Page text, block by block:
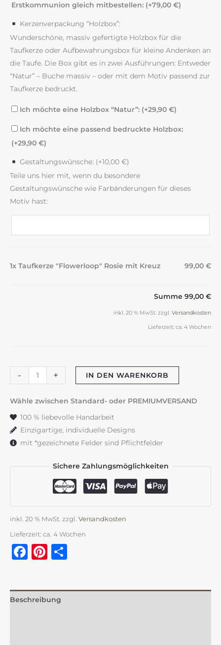
Erstkommunion gleich mitbestellen: (+79,00 €)
Kerzenverpackung “Holzbox”:
Wunderschöne, massiv gefertigte Holzbox für die
Taufkerze oder Aufbewahrungsbox für kleine Andenken an
die Taufe. Die Box gibt es in zwei Ausführungen: Entweder
“Natur” – Buche massiv – oder mit dem Motiv passend zur
Taufkerze bedruckt.
Ich möchte eine Holzbox “Natur”: (+29,90 €)
Ich möchte eine passend bedruckte Holzbox:
(+29,90 €)
Gestaltungswünsche: (+10,00 €)
Teile uns hier mit, wenn du besondere
Gestaltungswünsche wie Farbänderungen für dieses
Motiv hast:
1x Taufkerze "Flowerloop" Rosie mit Kreuz 99,00 €
Summe 99,00 €
inkl. 20 % MwSt. zzgl. Versandkosten
Lieferzeit: ca. 4 Wochen
-
Taufkerze
"Flowerloop"
Rosie
Menge
+ IN DEN WARENKORB
Wähle zwischen Standard- oder PREMIUMVERSAND
100 % liebevolle Handarbeit
Einzigartige, individuelle Designs
mit *gezeichnete Felder sind Pflichtfelder
Sichere Zahlungsmöglichkeiten
inkl. 20 % MwSt. zzgl. Versandkosten
Lieferzeit: ca. 4 Wochen
Facebook
Pinterest
Beschreibung